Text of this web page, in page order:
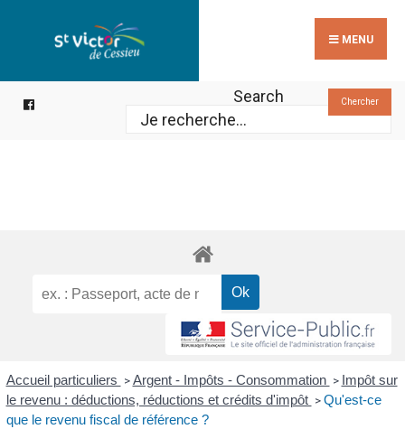
MENU
Search Chercher
Accueil particuliers > Argent - Impôts - Consommation > Impôt sur
le revenu : déductions, réductions et crédits d'impôt > Qu'est-ce
que le revenu fiscal de référence ?
for: